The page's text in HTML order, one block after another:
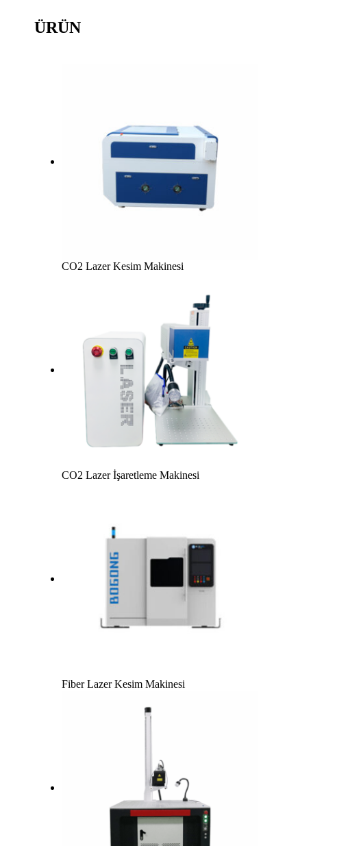
ÜRÜN
CO2 Lazer Kesim Makinesi
CO2 Lazer İşaretleme Makinesi
Fiber Lazer Kesim Makinesi